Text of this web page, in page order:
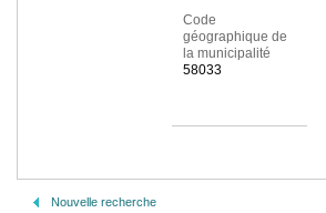
Code
géographique de
la municipalité
58033
Nouvelle recherche